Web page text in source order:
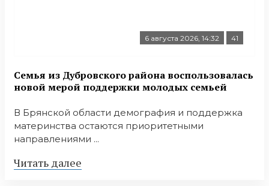
6 августа 2026, 14:32 41
Семья из Дубровского района воспользовалась
новой мерой поддержки молодых семьей
В Брянской области демография и поддержка
материнства остаются приоритетными
направлениями ...
Читать далее